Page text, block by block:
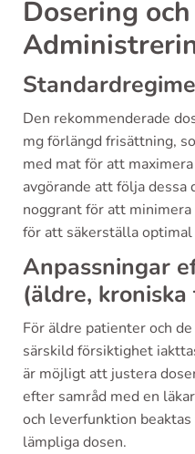
Dosering och
Den rekommenderade
mg förlängd frisättning,
med mat för att
avgörande att följa dessa
noggrant för att
för att säkerställa
Anpassningar
(äldre,
För äldre patienter och
särskild försiktighet
är möjligt att justera
efter samråd med en
och leverfunktion
lämpliga dosen.